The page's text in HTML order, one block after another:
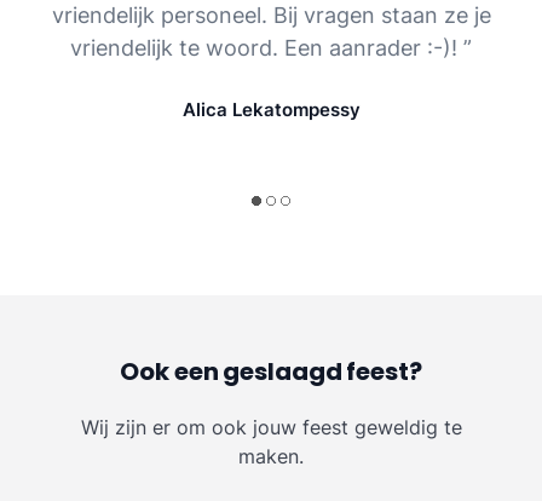
vriendelijk personeel. Bij vragen staan ze je
vriendelijk te woord. Een aanrader :-)! ”
Alica Lekatompessy
Ook een geslaagd feest?
Wij zijn er om ook jouw feest geweldig te
maken.